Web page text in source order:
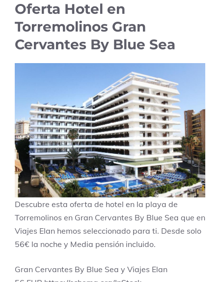
Oferta Hotel en
Torremolinos Gran
Cervantes By Blue Sea
Descubre esta oferta de hotel en la playa de
Torremolinos en Gran Cervantes By Blue Sea que en
Viajes Elan hemos seleccionado para ti. Desde solo
56€ la noche y Media pensión incluido.
Gran Cervantes By Blue Sea y Viajes Elan